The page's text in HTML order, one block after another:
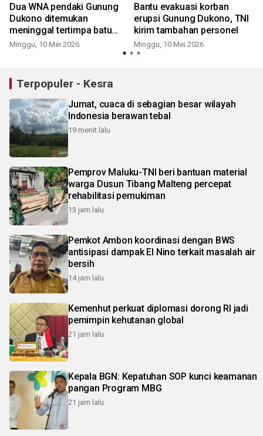
Dua WNA pendaki Gunung
Dukono ditemukan
meninggal tertimpa batu
erupsi
Minggu, 10 Mei 2026
Bantu evakuasi korban
erupsi Gunung Dukono, TNI
kirim tambahan personel
Minggu, 10 Mei 2026
Terpopuler - Kesra
Jumat, cuaca di sebagian besar wilayah
Indonesia berawan tebal
19 menit lalu
Pemprov Maluku-TNI beri bantuan material
warga Dusun Tibang Malteng percepat
rehabilitasi pemukiman
13 jam lalu
Pemkot Ambon koordinasi dengan BWS
antisipasi dampak El Nino terkait masalah air
bersih
14 jam lalu
Kemenhut perkuat diplomasi dorong RI jadi
pemimpin kehutanan global
21 jam lalu
Kepala BGN: Kepatuhan SOP kunci keamanan
pangan Program MBG
21 jam lalu